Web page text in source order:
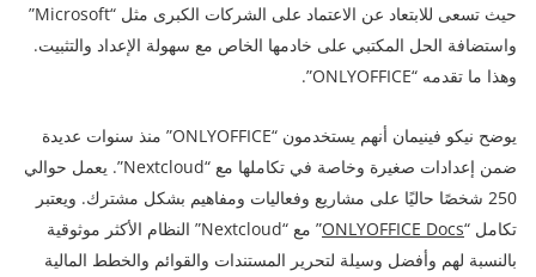
حيث تسعى للابتعاد عن الاعتماد على الشركات الكبرى مثل “Microsoft”
واستضافة الحل المكتبي على خادمها الخاص مع سهولة الإعداد والتثبيت.
وهذا ما تقدمه “ONLYOFFICE”.
يوضح نيكو فينيمان أنهم يستخدمون “ONLYOFFICE” منذ سنوات عديدة
ضمن إعدادات صغيرة وخاصة في تكاملها مع “Nextcloud”. يعمل حوالي
250 شخصًا حاليًا على مشاريع وفعاليات ومفاهيم بشكل مشترك. ويعتبر
تكامل “ONLYOFFICE Docs
” مع “Nextcloud” النظام الأكثر موثوقية
بالنسبة لهم وأفضل وسيلة لتحرير المستندات والقوائم والخطط المالية